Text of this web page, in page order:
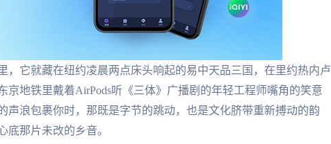
，它就藏在纽约凌晨两点床头响起的易中天品三国，在里约热内卢
京地铁里戴着AirPods听《三体》广播剧的年轻工程师嘴角的笑意
声浪包裹你时，那既是字节的跳动，也是文化脐带重新搏动的韵
底那片未改的乡音。